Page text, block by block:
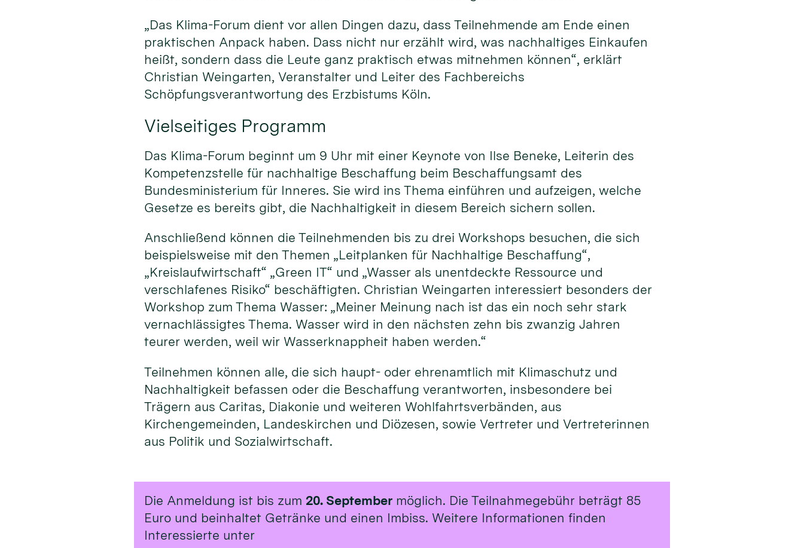
„Das Klima-Forum dient vor allen Dingen dazu, dass Teilnehmende am Ende einen
praktischen Anpack haben. Dass nicht nur erzählt wird, was nachhaltiges Einkaufen
heißt, sondern dass die Leute ganz praktisch etwas mitnehmen können“, erklärt
Christian Weingarten, Veranstalter und Leiter des Fachbereichs
Schöpfungsverantwortung des Erzbistums Köln.
Vielseitiges Programm
Das Klima-Forum beginnt um 9 Uhr mit einer Keynote von Ilse Beneke, Leiterin des
Kompetenzstelle für nachhaltige Beschaffung beim Beschaffungsamt des
Bundesministerium für Inneres. Sie wird ins Thema einführen und aufzeigen, welche
Gesetze es bereits gibt, die Nachhaltigkeit in diesem Bereich sichern sollen.
Anschließend können die Teilnehmenden bis zu drei Workshops besuchen, die sich
beispielsweise mit den Themen „Leitplanken für Nachhaltige Beschaffung“,
„Kreislaufwirtschaft“ „Green IT“ und „Wasser als unentdeckte Ressource und
verschlafenes Risiko“ beschäftigten. Christian Weingarten interessiert besonders der
Workshop zum Thema Wasser: „Meiner Meinung nach ist das ein noch sehr stark
vernachlässigtes Thema. Wasser wird in den nächsten zehn bis zwanzig Jahren
teurer werden, weil wir Wasserknappheit haben werden.“
Teilnehmen können alle, die sich haupt- oder ehrenamtlich mit Klimaschutz und
Nachhaltigkeit befassen oder die Beschaffung verantworten, insbesondere bei
Trägern aus Caritas, Diakonie und weiteren Wohlfahrtsverbänden, aus
Kirchengemeinden, Landeskirchen und Diözesen, sowie Vertreter und Vertreterinnen
aus Politik und Sozialwirtschaft.
Die Anmeldung ist bis zum 20. September möglich. Die Teilnahmegebühr beträgt 85
Euro und beinhaltet Getränke und einen Imbiss. Weitere Informationen finden
Interessierte unter